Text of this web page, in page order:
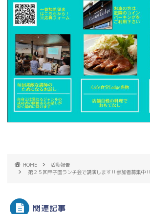
HOME
活動報告
第２５回甲子園ランチ会で講演します‼参加者募集中‼
関連記事